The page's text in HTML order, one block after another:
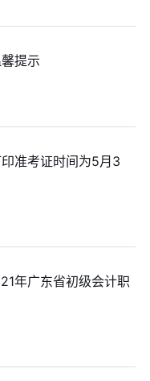
提示
准考证时间为5月3
年广东省初级会计职